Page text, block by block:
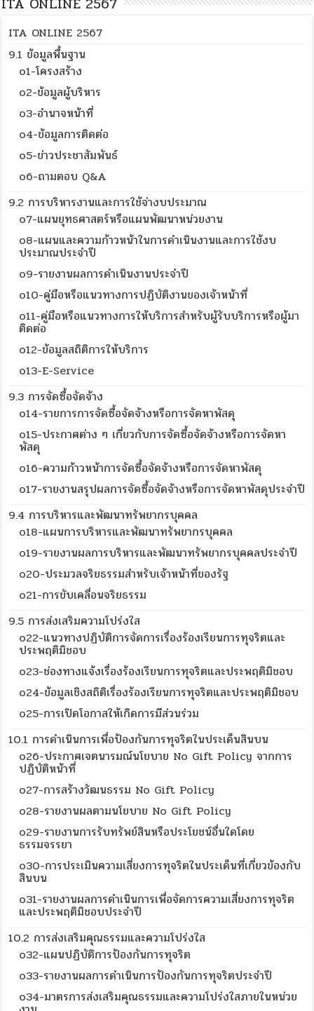
ITA ONLINE 2567
9.1 ข้อมูลพื้นฐาน
o1-โครงสร้าง
o2-ข้อมูลผู้บริหาร
o3-อำนาจหน้าที่
o4-ข้อมูลการติดต่อ
o5-ข่าวประชาสัมพันธ์
o6-ถามตอบ Q&A
9.2 การบริหารงานและการใช้จ่างบประมาณ
o7-แผนยุทธศาสตร์หรือแผนพัฒนาหน่วยงาน
o8-แผนและความก้าวหน้าในการดำเนินงานและการใช้งบ
ประมาณประจำปี
o9-รายงานผลการดำเนินงานประจำปี
o10-คู่มือหรือแนวทางการปฏิบัติงานของเจ้าหน้าที่
o11-คู่มือหรือแนวทางการให้บริการสำหรับผู้รับบริการหรือผู้มา
ติดต่อ
o12-ข้อมูลสถิติการให้บริการ
o13-E-Service
9.3 การจัดซื้อจัดจ้าง
o14-รายการการจัดซื้อจัดจ้างหรือการจัดหาพัสดุ
o15-ประกาศต่าง ๆ เกี่ยวกับการจัดซื้อจัดจ้างหรือการจัดหา
พัสดุ
o16-ความก้าวหน้าการจัดซื้อจัดจ้างหรือการจัดหาพัสดุ
o17-รายงานสรุปผลการจัดซื้อจัดจ้างหรือการจัดหาพัสดุประจำปี
9.4 การบริหารและพัฒนาทรัพยากรบุคคล
o18-แผนการบริหารและพัฒนาทรัพยากรบุคคล
o19-รายงานผลการบริหารและพัฒนาทรัพยากรบุคคลประจำปี
o20-ประมวลจริยธรรมสำหรับเจ้าหน้าที่ของรัฐ
o21-การขับเคลื่อนจริยธรรม
9.5 การส่งเสริมความโปร่งใส
o22-แนวทางปฏิบัติการจัดการเรื่องร้องเรียนการทุจริตและ
ประพฤติมิชอบ
o23-ช่องทางแจ้งเรื่องร้องเรียนการทุจริตและประพฤติมิชอบ
o24-ข้อมูลเชิงสถิติเรื่องร้องเรียนการทุจริตและประพฤติมิชอบ
o25-การเปิดโอกาสให้เกิดการมีส่วนร่วม
10.1 การดำเนินการเพื่อป้องกันการทุจริตในประเด็นสินบน
o26-ประกาศเจตนารมณ์นโยบาย No Gift Policy จากการ
ปฏิบัติหน้าที่
o27-การสร้างวัฒนธรรม No Gift Policy
o28-รายงานผลตามนโยบาย No Gift Policy
o29-รายงานการรับทรัพย์สินหรือประโยชน์อื่นใดโดย
ธรรมจรรยา
o30-การประเมินความเสี่ยงการทุจริตในประเด็นที่เกี่ยวข้องกับ
สินบน
o31-รายงานผลการดำเนินการเพื่อจัดการความเสี่ยงการทุจริต
และประพฤติมิชอบประจำปี
10.2 การส่งเสริมคุณธรรมและความโปร่งใส
o32-แผนปฏิบัติการป้องกันการทุจริต
o33-รายงานผลการดำเนินการป้องกันการทุจริตประจำปี
o34-มาตรการส่งเสริมคุณธรรมและความโปร่งใสภายในหน่วย